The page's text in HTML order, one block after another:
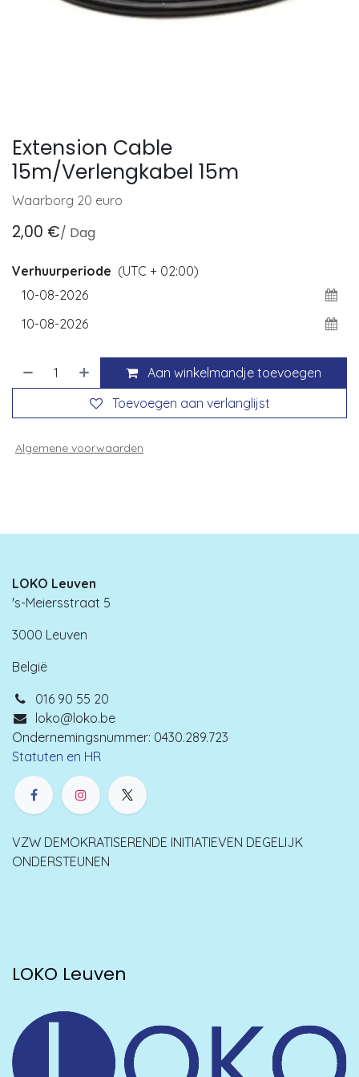
Extension Cable
15m/Verlengkabel 15m
Waarborg 20 euro
2,00 €/ Dag
Verhuurperiode (UTC + 02:00)
Aan winkelmandje toevoegen
Toevoegen aan verlanglijst
Algemene voorwaarden
LOKO Leuven
's-Meiersstraat 5
3000 Leuven
België
016 90 55 20
loko@loko.be
Ondernemingsnummer: 0430.289.723
Statuten en HR
VZW DEMOKRATISERENDE INITIATIEVEN DEGELIJK
ONDERSTEUNEN
LOKO Leuven